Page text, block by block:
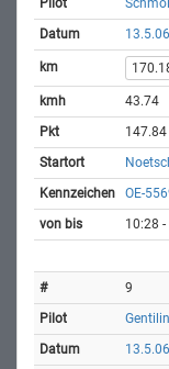
13.5.06
43.74
147.84
OE-
10:28 -
9
13.5.06